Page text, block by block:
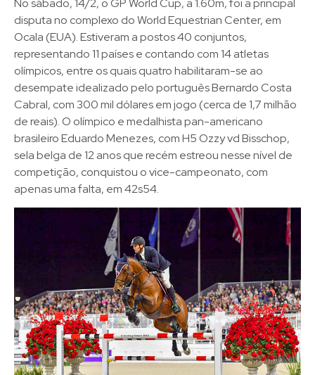
No sábado, 14/2, o GP World Cup, a 1.60m, foi a principal
disputa no complexo do World Equestrian Center, em
Ocala (EUA). Estiveram a postos 40 conjuntos,
representando 11 países e contando com 14 atletas
olímpicos, entre os quais quatro habilitaram-se ao
desempate idealizado pelo português Bernardo Costa
Cabral, com 300 mil dólares em jogo (cerca de 1,7 milhão
de reais). O olímpico e medalhista pan-americano
brasileiro Eduardo Menezes, com H5 Ozzy vd Bisschop,
sela belga de 12 anos que recém estreou nesse nível de
competição, conquistou o vice-campeonato, com
apenas uma falta, em 42s54.